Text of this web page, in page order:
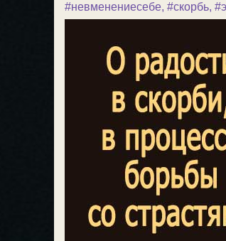
#невменениесебе, #скорбь,